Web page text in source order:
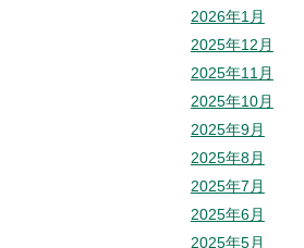
2026年1月
2025年12月
2025年11月
2025年10月
2025年9月
2025年8月
2025年7月
2025年6月
2025年5月